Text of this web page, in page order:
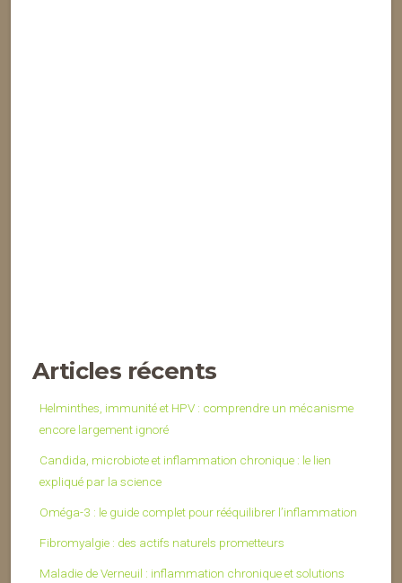
Articles récents
Helminthes, immunité et HPV : comprendre un mécanisme
encore largement ignoré
Candida, microbiote et inflammation chronique : le lien
expliqué par la science
Oméga-3 : le guide complet pour rééquilibrer l’inflammation
Fibromyalgie : des actifs naturels prometteurs
Maladie de Verneuil : inflammation chronique et solutions